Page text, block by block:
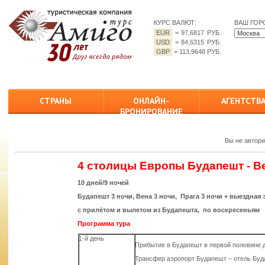
КУРС ВАЛЮТ:
EUR
=97,6817 РУБ.
USD
=84,6315 РУБ.
GBP = 113,9648 РУБ.
ВАШ
СТРАНЫ
ОНЛАЙН-
БРОНИРОВАНИЕ
Вы не
4 столицы Европы Будапешт -
10 дней/9ночей
Будапешт 3 ночи,Вена 3 ночи, Прага 3 ночи + выездная
с прилётом и вылетом из Будапешта, по воскресеньям
Программа тура
1-й день
Прибытие в Будапешт в первой половине
Трансфер аэропорт Будапешт – отель